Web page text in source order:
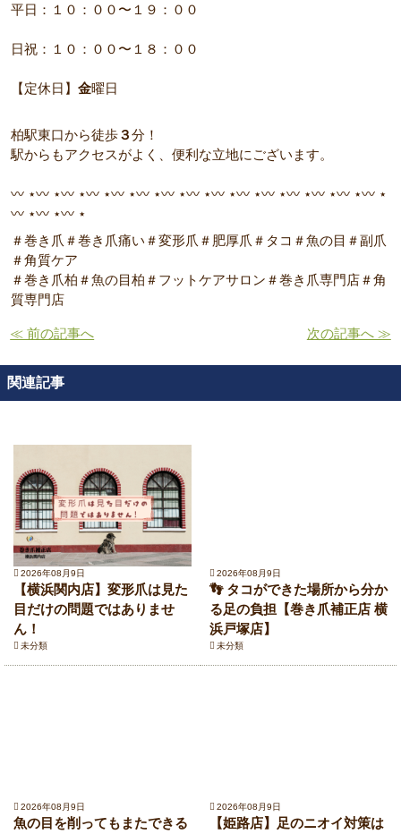
平日：１０：００〜１９：００
日祝：１０：００〜１８：００
【定休日】 金曜日
柏駅東口から徒歩３分！
駅からもアクセスがよく、便利な立地にございます。
〰︎ ⋆〰︎ ⋆〰︎ ⋆〰︎ ⋆〰︎ ⋆〰︎ ⋆〰︎ ⋆〰︎ ⋆〰︎ ⋆〰︎ ⋆〰︎ ⋆〰︎ ⋆〰︎ ⋆〰︎ ⋆〰︎ ⋆
〰︎ ⋆〰︎ ⋆〰︎ ⋆
＃巻き爪＃巻き爪痛い＃変形爪＃肥厚爪＃タコ＃魚の目＃副爪
＃角質ケア
＃巻き爪柏＃魚の目柏＃フットケアサロン＃巻き爪専門店＃角
質専門店
≪ 前の記事へ 次の記事へ ≫
関連記事
2026年08月9日
【横浜関内店】変形爪は見た
目だけの問題ではありませ
ん！
未分類
2026年08月9日
👣 タコができた場所から分か
る足の負担【巻き爪補正店 横
浜戸塚店】
未分類
2026年08月9日
魚の目を削ってもまたできる
2026年08月9日
【姫路店】足のニオイ対策は